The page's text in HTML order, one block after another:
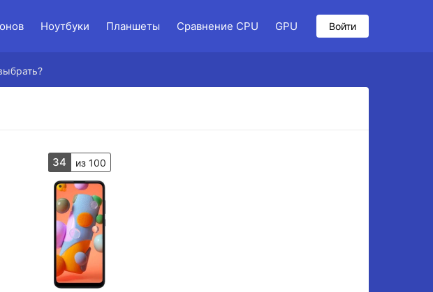
Ноутбуки Планшеты Сравнение CPU GPU Войти
34 из 100